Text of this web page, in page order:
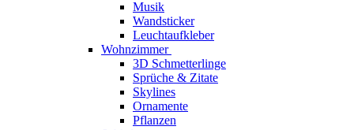
Musik
Wandsticker
Leuchtaufkleber
Wohnzimmer
3D Schmetterlinge
Sprüche & Zitate
Skylines
Ornamente
Pflanzen